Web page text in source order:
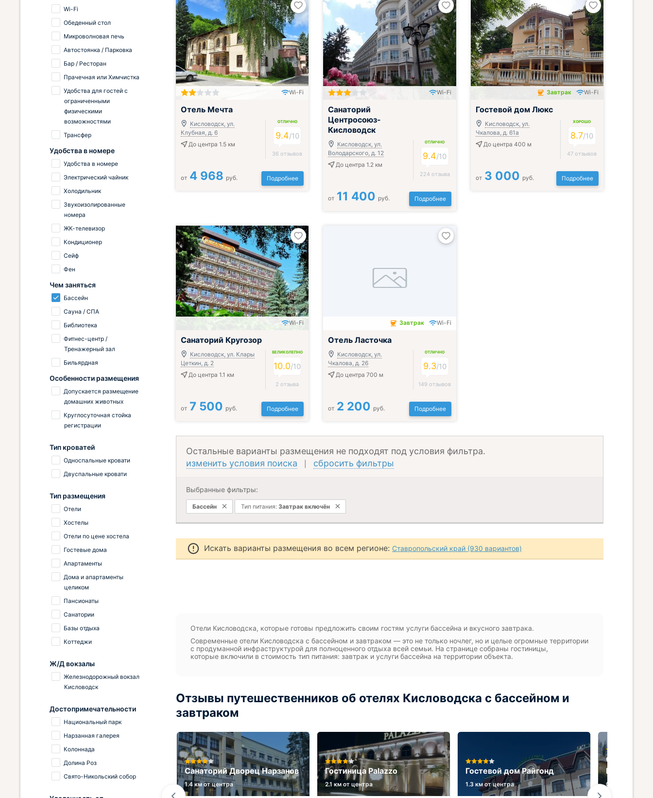
Включён завтрак, обед и ужин
Wi-Fi
Отель Мечта
Кисловодск, ул.
Клубная, д. 6
До центра 1.5 км
ОТЛИЧНО
9.4/10
36 отзывов
от 4 968 руб. Подробнее
Включён завтрак, обед и ужин
Wi-Fi
Санаторий
Центросоюз-
Кисловодск
Кисловодск, ул.
Володарского, д. 12
До центра 1.2 км
ОТЛИЧНО
9.4/10
224 отзыва
от 11 400 руб. Подробнее
Завтрак включён
Завтрак Wi-Fi
Гостевой дом Люкс
Кисловодск, ул.
Чкалова, д. 61а
До центра 400 м
ХОРОШО
8.7/10
47 отзывов
от 3 000 руб. Подробнее
Всё включено
Wi-Fi
Санаторий Кругозор
Кисловодск, ул. Клары
Цеткин, д. 2
До центра 1.1 км
ВЕЛИКОЛЕПНО
10.0/10
2 отзыва
от 7 500 руб. Подробнее
Завтрак включён
Завтрак Wi-Fi
Отель Ласточка
Кисловодск, ул.
Чкалова, д. 26
До центра 700 м
ОТЛИЧНО
9.3/10
149 отзывов
от 2 200 руб. Подробнее
Остальные варианты размещения не подходят под условия фильтра.
изменить условия поиска
сбросить фильтры
Выбранные фильтры:
Бассейн Тип питания: Завтрак включён
Искать варианты размещения во всем регионе: Ставропольский край (930 вариантов)
Отели Кисловодска, которые готовы предложить своим гостям услуги бассейна и вкусного завтрака.
Современные отели Кисловодска с бассейном и завтраком — это не только ночлег, но и целые огромные территории
с продуманной инфраструктурой для полноценного отдыха всей семьи. На странице собраны гостиницы,
которые включили в стоимость тип питания: завтрак и услуги бассейна на территории объекта.
Отзывы путешественников об отелях Кисловодска с бассейном и
завтраком
Хостел VERTEBRA HOSTEL
Санаторий Дворец Нарзанов
1.4 км от центра
Гостиница Palazzo
2.1 км от центра
Гостевой дом Райгонд
1.3 км от центра
Санаторий
Нарзанные
0.3 км от
Wi-Fi
Обеденный стол
Микроволновая печь
Автостоянка / Парковка
Бар / Ресторан
Прачечная или Химчистка
Удобства для гостей с
ограниченными
физическими
возможностями
Трансфер
Удобства в номере
Удобства в номере
Электрический чайник
Холодильник
Звукоизолированные
номера
ЖК-телевизор
Кондиционер
Сейф
Фен
Чем заняться
Бассейн
Сауна / СПА
Библиотека
Фитнес-центр /
Тренажерный зал
Бильярдная
Особенности размещения
Допускается размещение
домашних животных
Круглосуточная стойка
регистрации
Тип кроватей
Односпальные кровати
Двуспальные кровати
Тип размещения
Отели
Хостелы
Отели по цене хостела
Гостевые дома
Апартаменты
Дома и апартаменты
целиком
Пансионаты
Санатории
Базы отдыха
Коттеджи
Ж/Д вокзалы
Железнодорожный вокзал
Кисловодск
Достопримечательности
Национальный парк
Нарзанная галерея
Колоннада
Долина Роз
Свято-Никольский собор